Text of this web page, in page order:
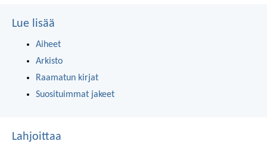
Lue lisää
Aiheet
Arkisto
Raamatun kirjat
Suosituimmat jakeet
Lahjoittaa